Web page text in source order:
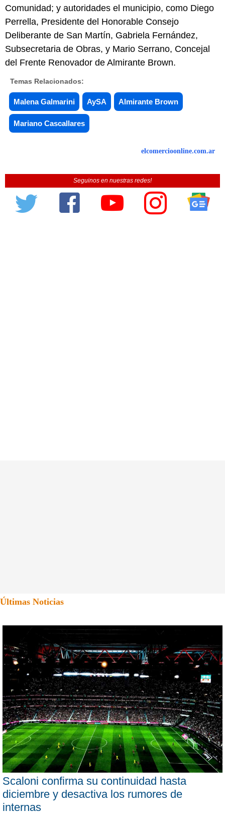
Comunidad; y autoridades el municipio, como Diego
Perrella, Presidente del Honorable Consejo
Deliberante de San Martín, Gabriela Fernández,
Subsecretaria de Obras, y Mario Serrano, Concejal
del Frente Renovador de Almirante Brown.
Temas Relacionados:
Malena Galmarini AySA Almirante Brown
Mariano Cascallares
elcomercioonline.com.ar
Seguinos en nuestras redes!
Últimas Noticias
Scaloni confirma su continuidad hasta
diciembre y desactiva los rumores de
internas